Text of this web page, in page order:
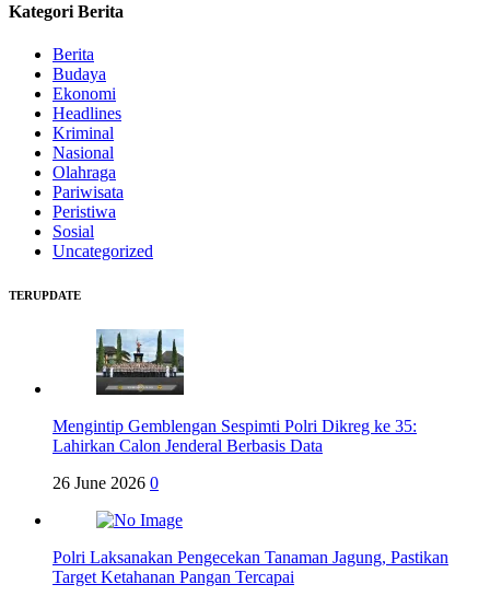
Kategori Berita
Berita
Budaya
Ekonomi
Headlines
Kriminal
Nasional
Olahraga
Pariwisata
Peristiwa
Sosial
Uncategorized
TERUPDATE
Mengintip Gemblengan Sespimti Polri Dikreg ke 35:
Lahirkan Calon Jenderal Berbasis Data
26 June 2026 0
Polri Laksanakan Pengecekan Tanaman Jagung, Pastikan
Target Ketahanan Pangan Tercapai